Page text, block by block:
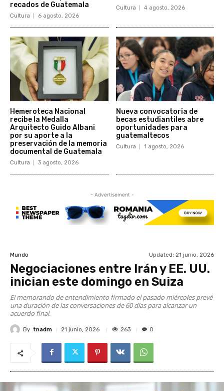
recados de Guatemala
Cultura 6 agosto, 2026
Cultura 4 agosto, 2026
Hemeroteca Nacional
recibe la Medalla
Arquitecto Guido Albani
por su aporte a la
preservación de la memoria
documental de Guatemala
Cultura 3 agosto, 2026
Nueva convocatoria de
becas estudiantiles abre
oportunidades para
guatemaltecos
Cultura 1 agosto, 2026
- Advertisement -